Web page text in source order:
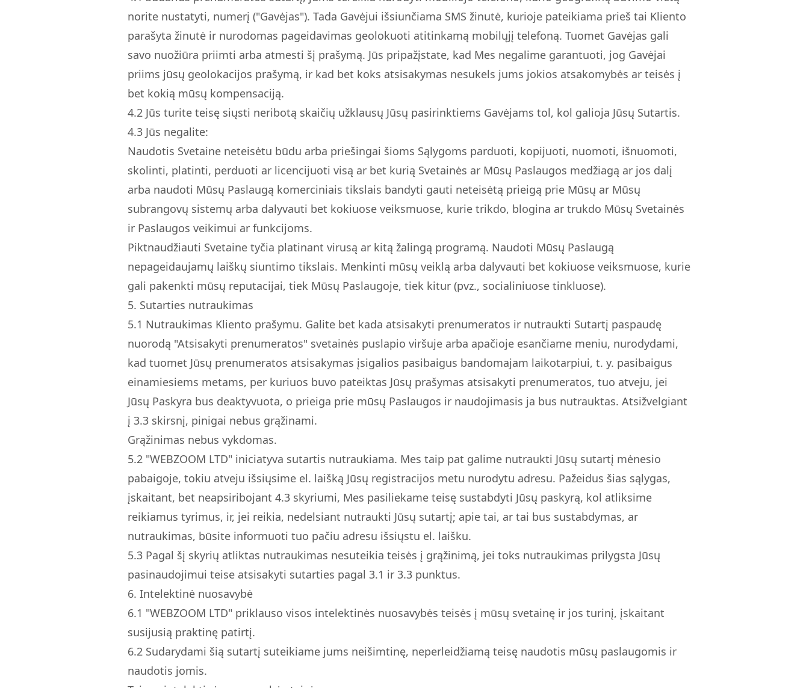
norite nustatyti, numerį ("Gavėjas"). Tada Gavėjui išsiunčiama SMS žinutė, kurioje pateikiama prieš tai Kliento
parašyta žinutė ir nurodomas pageidavimas geolokuoti atitinkamą mobilųjį telefoną. Tuomet Gavėjas gali
savo nuožiūra priimti arba atmesti šį prašymą. Jūs pripažįstate, kad Mes negalime garantuoti, jog Gavėjai
priims jūsų geolokacijos prašymą, ir kad bet koks atsisakymas nesukels jums jokios atsakomybės ar teisės į
bet kokią mūsų kompensaciją.
4.2 Jūs turite teisę siųsti neribotą skaičių užklausų Jūsų pasirinktiems Gavėjams tol, kol galioja Jūsų Sutartis.
4.3 Jūs negalite:
Naudotis Svetaine neteisėtu būdu arba priešingai šioms Sąlygoms parduoti, kopijuoti, nuomoti, išnuomoti,
skolinti, platinti, perduoti ar licencijuoti visą ar bet kurią Svetainės ar Mūsų Paslaugos medžiagą ar jos dalį
arba naudoti Mūsų Paslaugą komerciniais tikslais bandyti gauti neteisėtą prieigą prie Mūsų ar Mūsų
subrangovų sistemų arba dalyvauti bet kokiuose veiksmuose, kurie trikdo, blogina ar trukdo Mūsų Svetainės
ir Paslaugos veikimui ar funkcijoms.
Piktnaudžiauti Svetaine tyčia platinant virusą ar kitą žalingą programą. Naudoti Mūsų Paslaugą
nepageidaujamų laiškų siuntimo tikslais. Menkinti mūsų veiklą arba dalyvauti bet kokiuose veiksmuose, kurie
gali pakenkti mūsų reputacijai, tiek Mūsų Paslaugoje, tiek kitur (pvz., socialiniuose tinkluose).
5. Sutarties nutraukimas
5.1 Nutraukimas Kliento prašymu. Galite bet kada atsisakyti prenumeratos ir nutraukti Sutartį paspaudę
nuorodą "Atsisakyti prenumeratos" svetainės puslapio viršuje arba apačioje esančiame meniu, nurodydami,
kad tuomet Jūsų prenumeratos atsisakymas įsigalios pasibaigus bandomajam laikotarpiui, t. y. pasibaigus
einamiesiems metams, per kuriuos buvo pateiktas Jūsų prašymas atsisakyti prenumeratos, tuo atveju, jei
Jūsų Paskyra bus deaktyvuota, o prieiga prie mūsų Paslaugos ir naudojimasis ja bus nutrauktas. Atsižvelgiant
į 3.3 skirsnį, pinigai nebus grąžinami.
Grąžinimas nebus vykdomas.
5.2 "WEBZOOM LTD" iniciatyva sutartis nutraukiama. Mes taip pat galime nutraukti Jūsų sutartį mėnesio
pabaigoje, tokiu atveju išsiųsime el. laišką Jūsų registracijos metu nurodytu adresu. Pažeidus šias sąlygas,
įskaitant, bet neapsiribojant 4.3 skyriumi, Mes pasiliekame teisę sustabdyti Jūsų paskyrą, kol atliksime
reikiamus tyrimus, ir, jei reikia, nedelsiant nutraukti Jūsų sutartį; apie tai, ar tai bus sustabdymas, ar
nutraukimas, būsite informuoti tuo pačiu adresu išsiųstu el. laišku.
5.3 Pagal šį skyrių atliktas nutraukimas nesuteikia teisės į grąžinimą, jei toks nutraukimas prilygsta Jūsų
pasinaudojimui teise atsisakyti sutarties pagal 3.1 ir 3.3 punktus.
6. Intelektinė nuosavybė
6.1 "WEBZOOM LTD" priklauso visos intelektinės nuosavybės teisės į mūsų svetainę ir jos turinį, įskaitant
susijusią praktinę patirtį.
6.2 Sudarydami šią sutartį suteikiame jums neišimtinę, neperleidžiamą teisę naudotis mūsų paslaugomis ir
naudotis jomis.